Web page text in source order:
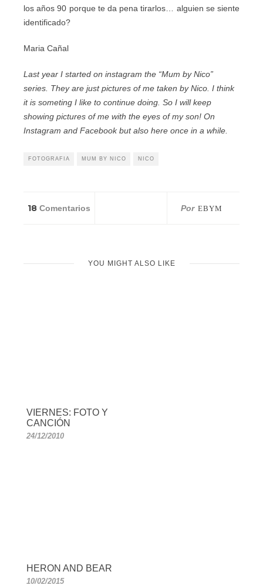
los años 90 porque te da pena tirarlos… alguien se siente
identificado?
Maria Cañal
Last year I started on instagram the “Mum by Nico”
series. They are just pictures of me taken by Nico. I think
it is someting I like to continue doing. So I will keep
showing pictures of me with the eyes of my son! On
Instagram and Facebook but also here once in a while.
FOTOGRAFIA MUM BY NICO NICO
18 Comentarios Por EBYM
YOU MIGHT ALSO LIKE
VIERNES: FOTO Y
CANCIÓN
24/12/2010
HERON AND BEAR
10/02/2015